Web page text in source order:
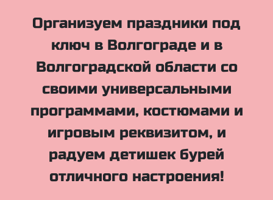
Организуем праздники под
ключ в Волгограде и в
Волгоградской области со
своими универсальными
программами, костюмами и
игровым реквизитом, и
радуем детишек бурей
отличного настроения!